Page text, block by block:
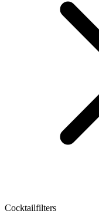
Cocktailfilters